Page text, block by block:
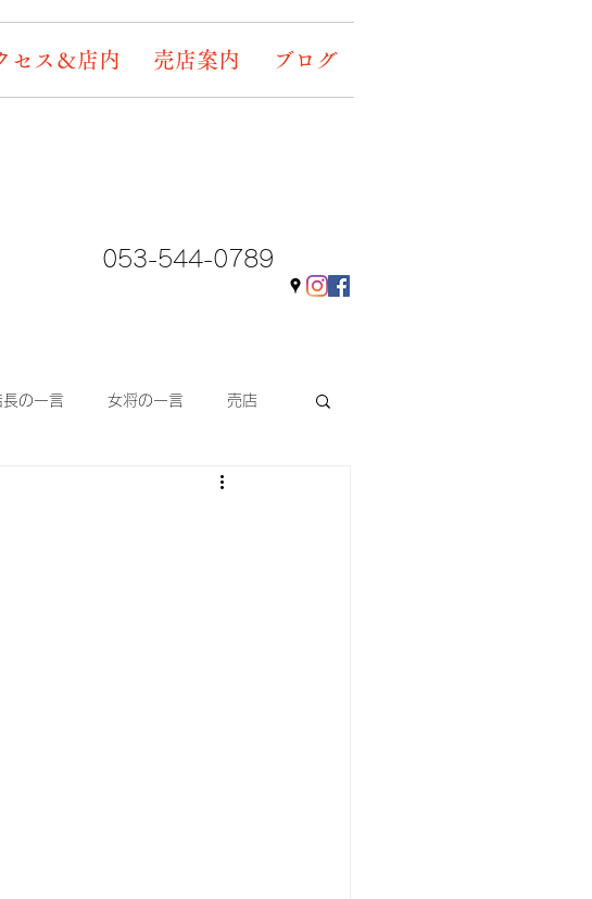
セス＆店内 売店案内 ブログ
053-544-0789
長の一言 女将の一言 売店
ギャラリー&イベント